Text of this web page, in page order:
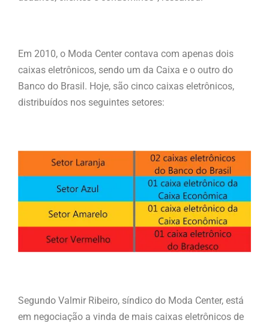
Em 2010, o Moda Center contava com apenas dois
caixas eletrônicos, sendo um da Caixa e o outro do
Banco do Brasil. Hoje, são cinco caixas eletrônicos,
distribuídos nos seguintes setores:
Segundo Valmir Ribeiro, síndico do Moda Center, está
em negociação a vinda de mais caixas eletrônicos de